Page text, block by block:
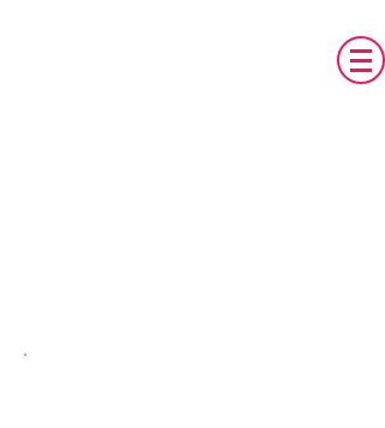
טכנו מ.א.ג
פיתוח והתאמת אביזרים לאנשים עם צרכים
מיוחדים